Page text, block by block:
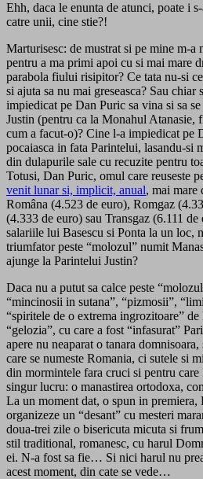
Ehh, daca le enunta de atunci, poate i
catre unii, cine stie?!
Marturisesc: de mustrat si pe mine m-a
pentru a ma primi apoi cu si mai mare
parabola fiului risipitor? Ce tata nu-si
si ajuta sa nu mai greseasca? Sau
impiedicat pe Dan Puric sa vina si sa
Justin (pentru ca la Monahul Atanasie,
cum a facut-o)? Cine l-a impiedicat pe
pocaiasca in fata Parintelui, lasandu-si
din dulapurile sale cu recuzite pentru
Totusi, Dan Puric, omul care reuseste
venit lunar si, implicit, anual, mai mare
Româna (4.523 de euro), Romgaz
(4.333 de euro) sau Transgaz (6.111
salariile lui Basescu si Ponta la un loc,
triumfator peste “molozul” numit
ajunge la Parintelui Justin?
Daca nu a putut sa calce peste
“mincinosii in sutana”, “pizmosii”,
“spiritele de o extrema ingrozitoare”
“gelozia”, cu care a fost “infasurat”
apere nu neaparat o tanara
care se numeste Romania, ci sutele si
din mormintele fara cruci si pentru care
singur lucru: o manastirea ortodoxa,
La un moment dat, o spun in premiera,
organizeze un “desant” cu mesteri
doua-trei zile o bisericuta micuta si
stil traditional, romanesc, cu harul
ei. N-a fost sa fie… Si nici harul nu
acest moment, din cate se vede…